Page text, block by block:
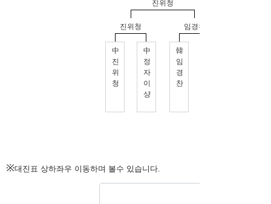
※대진표 상하좌우 이동하며 볼수 있습니다.